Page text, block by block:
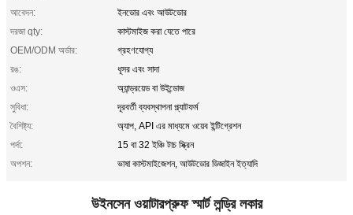
আবেদন:
ইনডোর এবং আউটডোর
দরজা qty:
কাস্টমাইজ করা যেতে পারে
OEM/ODM অর্ডার:
গ্রহণযোগ্য
রঙ:
ধূসর এবং সাদা
ওএস:
অ্যান্ড্রয়েড বা উইন্ডোজ
সুবিধা:
দূরবর্তী ব্যবস্থাপনা প্ল্যাটফর্ম
বৈশিষ্ট্য:
অ্যাপ, API এর মাধ্যমে ওয়েব ইন্টিগ্রেশন
পর্দা:
15 বা 32 ইঞ্চি টাচ স্ক্রিন
অপশন:
ভাষা কাস্টমাইজেশন, আউটডোর ডিজাইন ইত্যাদি
উইনসেন ওয়াটারপ্রুফ স্মার্ট লন্ড্রি লকার